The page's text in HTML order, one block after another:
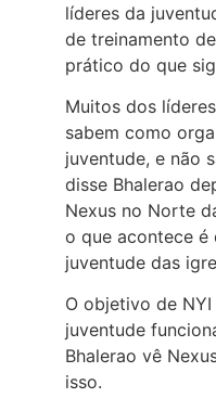
líderes da
de treinamento
prático do que
Muitos dos
sabem como
juventude, e não
disse Bhalerao
Nexus no Norte
o que acontece é
juventude das
O objetivo de
juventude
Bhalerao vê
isso.